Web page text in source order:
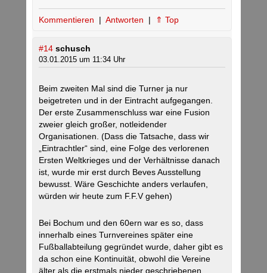
Kommentieren | Antworten | ⇑ Top
#14 schusch
03.01.2015 um 11:34 Uhr
Beim zweiten Mal sind die Turner ja nur
beigetreten und in der Eintracht aufgegangen.
Der erste Zusammenschluss war eine Fusion
zweier gleich großer, notleidender
Organisationen. (Dass die Tatsache, dass wir
„Eintrachtler“ sind, eine Folge des verlorenen
Ersten Weltkrieges und der Verhältnisse danach
ist, wurde mir erst durch Beves Ausstellung
bewusst. Wäre Geschichte anders verlaufen,
würden wir heute zum F.F.V gehen)
Bei Bochum und den 60ern war es so, dass
innerhalb eines Turnvereines später eine
Fußballabteilung gegründet wurde, daher gibt es
da schon eine Kontinuität, obwohl die Vereine
älter als die erstmals nieder geschriebenen